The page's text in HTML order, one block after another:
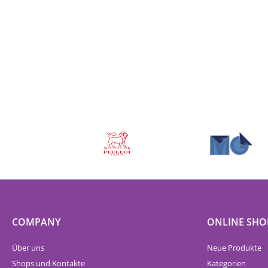
COMPANY
Über uns
Shops und Kontakte
ONLINE
Neue Produkte
Kategorien